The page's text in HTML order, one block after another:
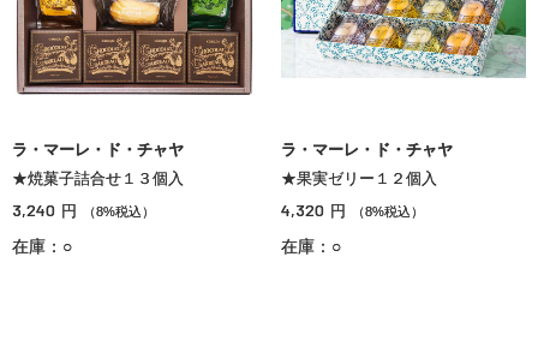
ラ・マーレ・ド・チャヤ
★焼菓子詰合せ１３個入
3,240 円 （8%税込）
在庫：○
ラ・マーレ・ド・チャヤ
★果実ゼリー１２個入
4,320 円 （8%税込）
在庫：○